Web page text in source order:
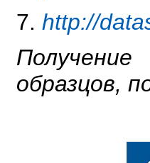
7. http://
образцов,